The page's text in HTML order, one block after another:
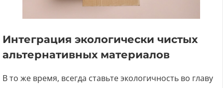
Интеграция экологически чистых
альтернативных материалов
В то же время, всегда ставьте экологичность во главу